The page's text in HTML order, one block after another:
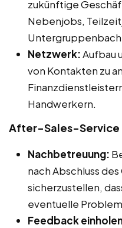
zukünftige
Nebenjobs,
Netzwerk:Aufbau
von Kontakten zu
Handwerkern.
After-Sales-Service
Nachbetreuung:
nach Abschluss
sicherzustellen,
eventuelle
Feedback